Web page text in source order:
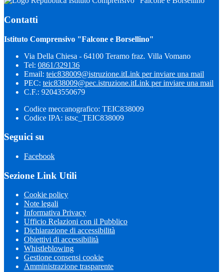
Contatti
Istituto Comprensivo "Falcone e Borsellino"
Via Della Chiesa - 64100 Teramo fraz. Villa Vomano
Tel: 0861/329136
Email: teic838009@istruzione.itLink per inviare una mail
PEC: teic838009@pec.​istruzione.itLink per inviare una mail
C.F.: 92043550679
Codice meccanografico: TEIC838009
Codice IPA: istsc_TEIC838009
Seguici su
Facebook
Sezione Link Utili
Cookie policy
Note legali
Informativa Privacy
Ufficio Relazioni con il Pubblico
Dichiarazione di accessibilità
Obiettivi di accessibilità
Whistleblowing
Gestione consensi cookie
Amministrazione trasparente